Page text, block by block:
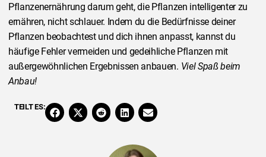
Pflanzenernährung darum geht, die Pflanzen intelligenter zu
ernähren, nicht schlauer. Indem du die Bedürfnisse deiner
Pflanzen beobachtest und dich ihnen anpasst, kannst du
häufige Fehler vermeiden und gedeihliche Pflanzen mit
außergewöhnlichen Ergebnissen anbauen. Viel Spaß beim
Anbau!
TEILT ES: